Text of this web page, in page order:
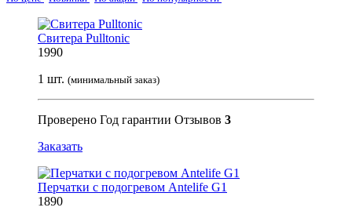
Свитера Pulltonic
1990
1 шт. (минимальный заказ)
Проверено Год гарантии Отзывов 3
Заказать
Перчатки с подогревом Antelife G1
1890